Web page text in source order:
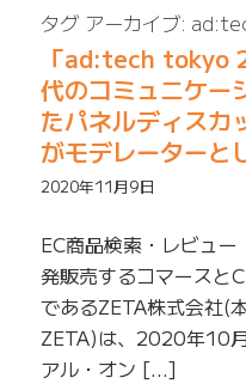
タグ アーカイブ:
「ad:tech tokyo
代のコミュニケー
たパネルディスカ
がモデレーターと
2020年11月9日
EC商品検索・レビュ
発販売するコマースと
であるZETA株式会社(
ZETA)は、2020年10
アル・オン […]